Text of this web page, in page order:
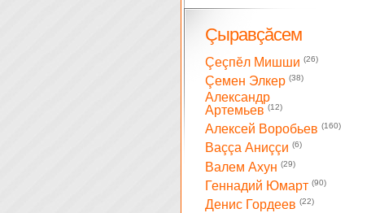
Çыравçăсем
Çеçпĕл Мишши (26)
Çемен Элкер (38)
Александр
Артемьев (12)
Алексей Воробьев (160)
Ваççа Аниççи (6)
Валем Ахун (29)
Геннадий Юмарт (90)
Денис Гордеев (22)